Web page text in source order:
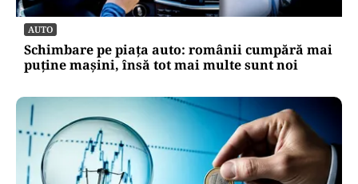
AUTO
Schimbare pe piața auto: românii cumpără mai
puține mașini, însă tot mai multe sunt noi